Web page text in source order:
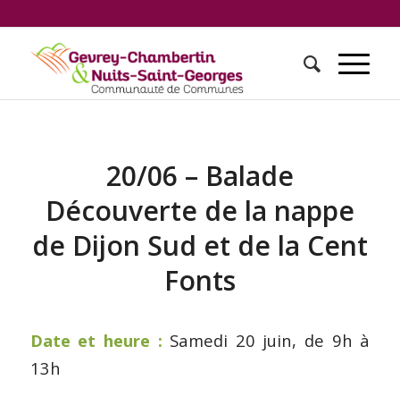
20/06 – Balade
Découverte de la nappe
de Dijon Sud et de la Cent
Fonts
Date et heure : Samedi 20 juin, de 9h à
13h